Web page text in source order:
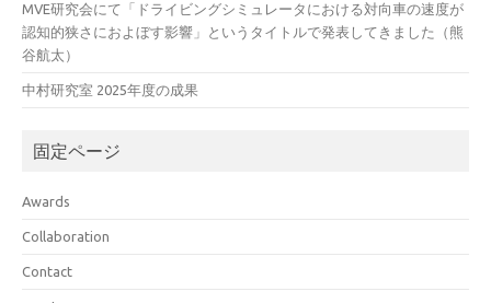
MVE研究会にて「ドライビングシミュレータにおける対向車の速度が
認知的狭さにおよぼす影響」というタイトルで発表してきました（熊
谷航太）
中村研究室 2025年度の成果
固定ページ
Awards
Collaboration
Contact